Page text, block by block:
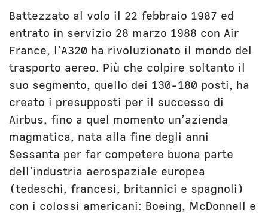
Battezzato al volo il 22 febbraio 1987 ed
entrato in servizio 28 marzo 1988 con Air
France, l’A320 ha rivoluzionato il mondo del
trasporto aereo. Più che colpire soltanto il
suo segmento, quello dei 130-180 posti, ha
creato i presupposti per il successo di
Airbus, fino a quel momento un’azienda
magmatica, nata alla fine degli anni
Sessanta per far competere buona parte
dell’industria aerospaziale europea
(tedeschi, francesi, britannici e spagnoli)
con i colossi americani: Boeing, McDonnell e